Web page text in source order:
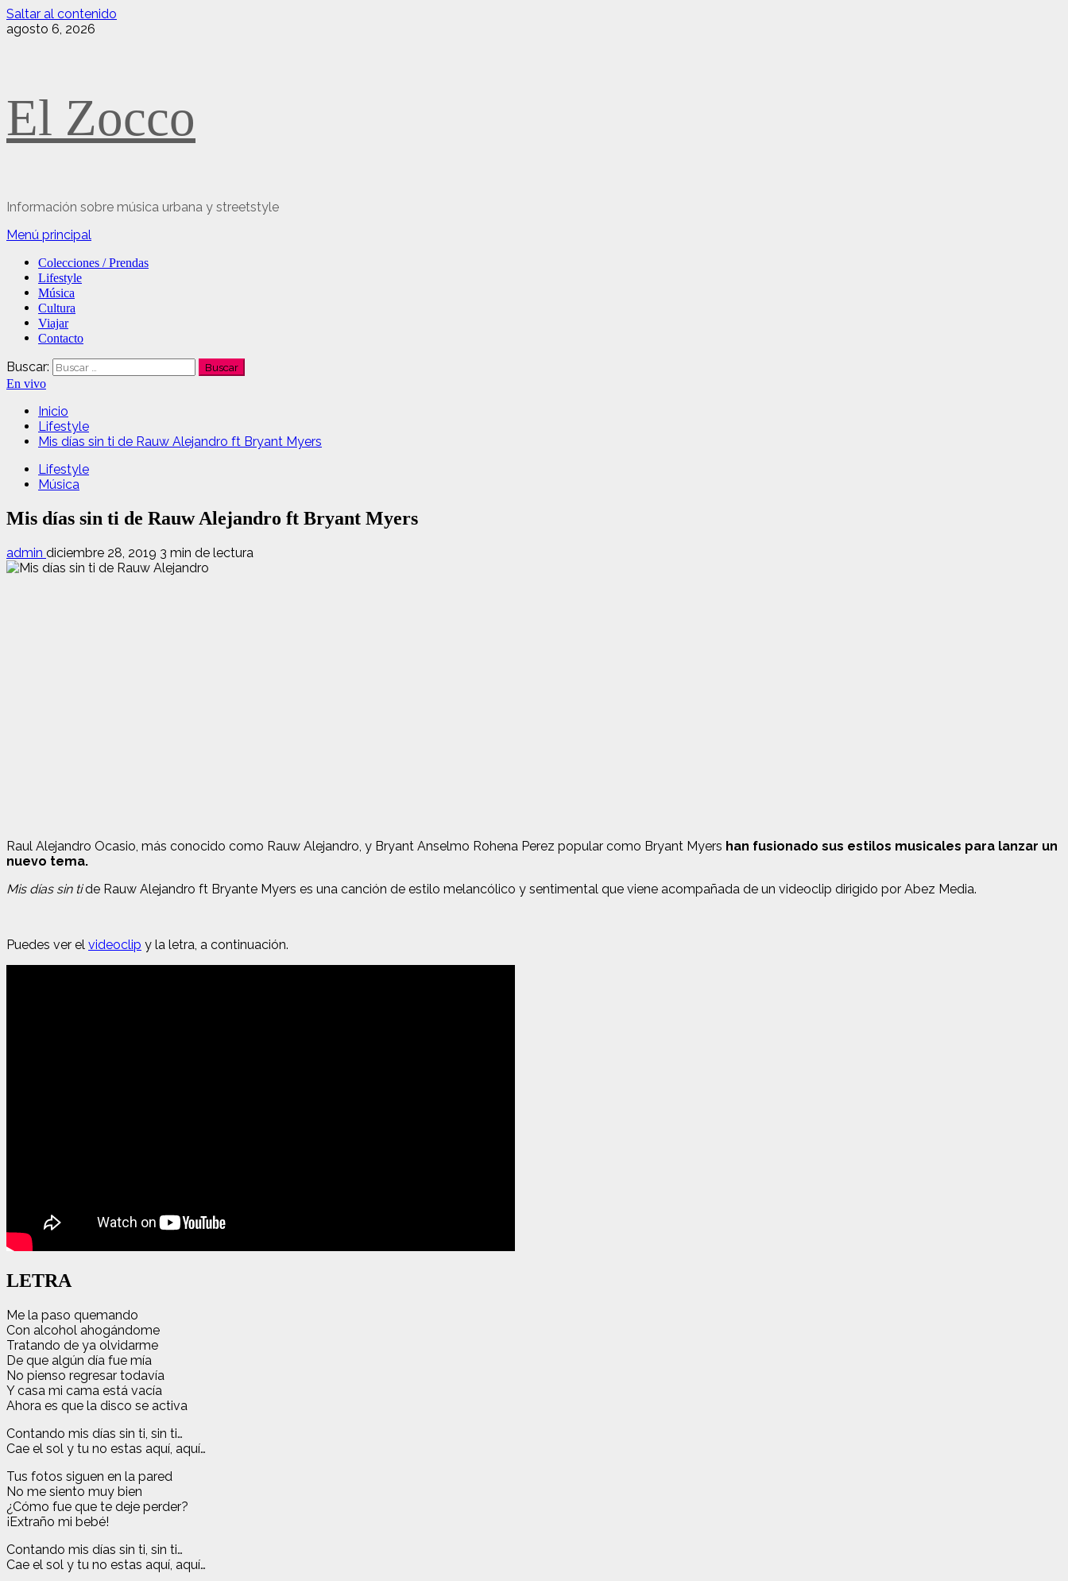
Saltar al contenido
agosto 6, 2026
El Zocco
Información sobre música urbana y streetstyle
Menú principal
Colecciones / Prendas
Lifestyle
Música
Cultura
Viajar
Contacto
Buscar:
En vivo
Inicio
Lifestyle
Mis días sin ti de Rauw Alejandro ft Bryant Myers
Lifestyle
Música
Mis días sin ti de Rauw Alejandro ft Bryant Myers
admin diciembre 28, 2019 3 min de lectura
Raul Alejandro Ocasio, más conocido como Rauw Alejandro, y Bryant Anselmo Rohena Perez popular como Bryant Myers han fusionado sus estilos musicales para lanzar un
nuevo tema.
Mis días sin tide Rauw Alejandro ft Bryante Myers es una canción de estilo melancólico y sentimental que viene acompañada de un videoclip dirigido por Abez Media.
Puedes ver el videoclip y la letra, a continuación.
LETRA
Me la paso quemando
Con alcohol ahogándome
Tratando de ya olvidarme
De que algún día fue mía
No pienso regresar todavía
Y casa mi cama está vacía
Ahora es que la disco se activa
Contando mis días sin ti, sin ti…
Cae el sol y tu no estas aquí, aquí…
Tus fotos siguen en la pared
No me siento muy bien
¿Cómo fue que te deje perder?
¡Extraño mi bebé!
Contando mis días sin ti, sin ti…
Cae el sol y tu no estas aquí, aquí…